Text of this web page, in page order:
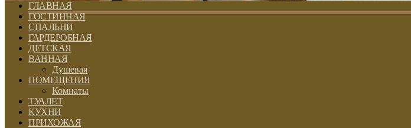
ГЛАВНАЯ
ГОСТИННАЯ
СПАЛЬНИ
ГАРДЕРОБНАЯ
ДЕТСКАЯ
ВАННАЯ
Душевая
ПОМЕЩЕНИЯ
Комнаты
ТУАЛЕТ
КУХНИ
ПРИХОЖАЯ